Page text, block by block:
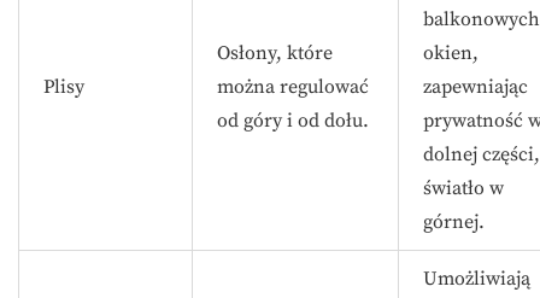
Plisy
Osłony, które
można regulować
od góry i od dołu.
okien,
zapewniając
prywatność
dolnej
światło w
górnej.
Umożliwiają